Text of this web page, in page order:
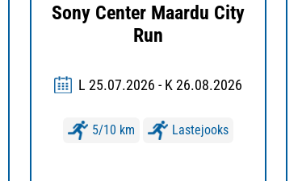
Sony Center Maardu City
Run
L 25.07.2026 - K 26.08.2026
5/10 km Lastejooks